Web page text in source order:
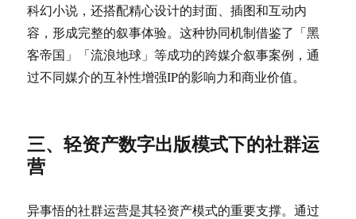
科幻小说，还搭配精心设计的封面、插图和互动内
容，形成完整的叙事体验。这种协同机制借鉴了「黑
客帝国」「流浪地球」等成功的跨媒介叙事案例，通
过不同媒介的互补性增强IP的影响力和商业价值。
三、轻资产数字出版模式下的社群运
营
异事悟的社群运营是其轻资产模式的重要支撑。通过